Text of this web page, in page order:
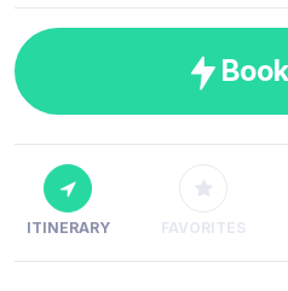
ITINERARY FAVORITES